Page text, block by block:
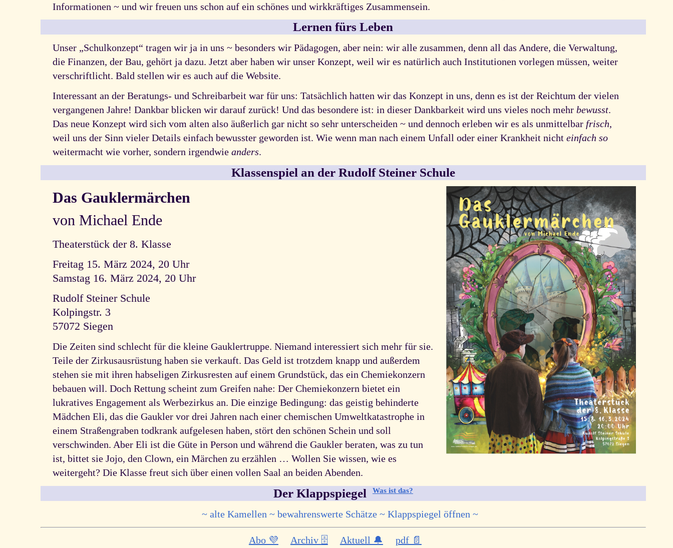
Informationen ~ und wir freuen uns schon auf ein schönes und wirkkräftiges Zusammensein.
Lernen fürs Leben
Unser „Schulkonzept“ tragen wir ja in uns ~ besonders wir Pädagogen, aber nein: wir alle zusammen, denn all das Andere, die Verwaltung,
die Finanzen, der Bau, gehört ja dazu. Jetzt aber haben wir unser Konzept, weil wir es natürlich auch Institutionen vorlegen müssen, weiter
verschriftlicht. Bald stellen wir es auch auf die Website.
Interessant an der Beratungs- und Schreibarbeit war für uns: Tatsächlich hatten wir das Konzept in uns, denn es ist der Reichtum der vielen
vergangenen Jahre! Dankbar blicken wir darauf zurück! Und das besondere ist: in dieser Dankbarkeit wird uns vieles noch mehr bewusst.
Das neue Konzept wird sich vom alten also äußerlich gar nicht so sehr unterscheiden ~ und dennoch erleben wir es als unmittelbar frisch,
weil uns der Sinn vieler Details einfach bewusster geworden ist. Wie wenn man nach einem Unfall oder einer Krankheit nicht einfach so
weitermacht wie vorher, sondern irgendwie anders.
Klassenspiel an der Rudolf Steiner Schule
Das Gauklermärchen
von Michael Ende
Theaterstück der 8. Klasse
Freitag 15. März 2024, 20 Uhr
Samstag 16. März 2024, 20 Uhr
Rudolf Steiner Schule
Kolpingstr. 3
57072 Siegen
Die Zeiten sind schlecht für die kleine Gauklertruppe. Niemand interessiert sich mehr für sie.
Teile der Zirkusausrüstung haben sie verkauft. Das Geld ist trotzdem knapp und außerdem
stehen sie mit ihren habseligen Zirkusresten auf einem Grundstück, das ein Chemiekonzern
bebauen will. Doch Rettung scheint zum Greifen nahe: Der Chemiekonzern bietet ein
lukratives Engagement als Werbezirkus an. Die einzige Bedingung: das geistig behinderte
Mädchen Eli, das die Gaukler vor drei Jahren nach einer chemischen Umweltkatastrophe in
einem Straßengraben todkrank aufgelesen haben, stört den schönen Schein und soll
verschwinden. Aber Eli ist die Güte in Person und während die Gaukler beraten, was zu tun
ist, bittet sie Jojo, den Clown, ein Märchen zu erzählen … Wollen Sie wissen, wie es
weitergeht? Die Klasse freut sich über einen vollen Saal an beiden Abenden.
Der Klappspiegel Was ist das?
~ alte Kamellen ~ bewahrenswerte Schätze ~ Klappspiegel öffnen ~
Abo 💜 Archiv 🗄️ Aktuell 🔔 pdf 📄